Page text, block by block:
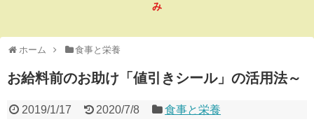
み
ホーム 食事と栄養
お給料前のお助け「値引きシール」の活用法～
2019/1/17 2020/7/8 食事と栄養